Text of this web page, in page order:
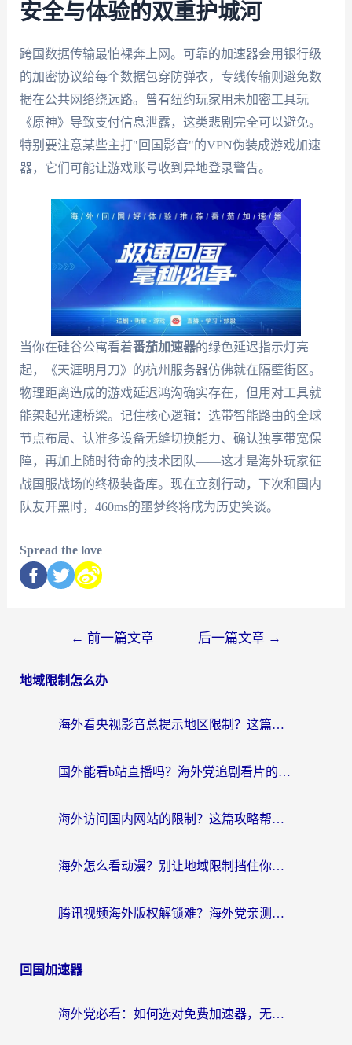
安全与体验的双重护城河
跨国数据传输最怕裸奔上网。可靠的加速器会用银行级
的加密协议给每个数据包穿防弹衣，专线传输则避免数
据在公共网络绕远路。曾有纽约玩家用未加密工具玩
《原神》导致支付信息泄露，这类悲剧完全可以避免。
特别要注意某些主打"回国影音"的VPN伪装成游戏加速
器，它们可能让游戏账号收到异地登录警告。
当你在硅谷公寓看着番茄加速器的绿色延迟指示灯亮
起，《天涯明月刀》的杭州服务器仿佛就在隔壁街区。
物理距离造成的游戏延迟鸿沟确实存在，但用对工具就
能架起光速桥梁。记住核心逻辑：选带智能路由的全球
节点布局、认准多设备无缝切换能力、确认独享带宽保
障，再加上随时待命的技术团队——这才是海外玩家征
战国服战场的终极装备库。现在立刻行动，下次和国内
队友开黑时，460ms的噩梦终将成为历史笑谈。
Spread the love
← 前一篇文章 后一篇文章 →
地域限制怎么办
海外看央视影音总提示地区限制？这篇教你选对回国加速器，流畅追剧不踩坑
国外能看b站直播吗？海外党追剧看片的终极解决方案来了
海外访问国内网站的限制？这篇攻略帮你无缝解锁12306、12123和国内影音
海外怎么看动漫？别让地域限制挡住你的追番快乐
腾讯视频海外版权解锁难？海外党亲测：选对回国加速器，追剧观影零障碍
回国加速器
海外党必看：如何选对免费加速器，无缝访问国内资源不踩坑？